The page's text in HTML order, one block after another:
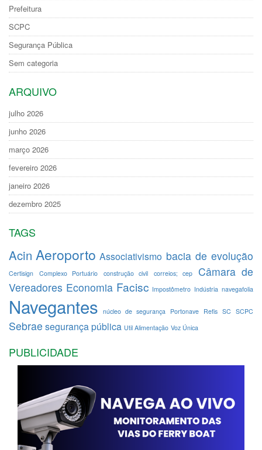
Prefeitura
SCPC
Segurança Pública
Sem categoria
ARQUIVO
julho 2026
junho 2026
março 2026
fevereiro 2026
janeiro 2026
dezembro 2025
TAGS
Acin Aeroporto Associativismo bacia de evolução
Certisign Complexo Portuário construção civil correios; cep
Câmara de
Vereadores Economia Facisc Impostômetro Indústria navegafolia
Navegantes núcleo de segurança Portonave Refis SC SCPC
Sebrae segurança pública Util Alimentação Voz Única
PUBLICIDADE